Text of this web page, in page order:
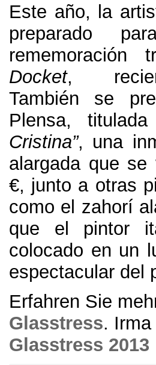
Este año, la
preparado
rememoración
Docket,
También se
Plensa, titulada
Cristina”, una
alargada que
€, junto a otras
como el zahorí
que el pintor
colocado en un
espectacular del
Erfahren Sie
Glasstress.
Glasstress 2013